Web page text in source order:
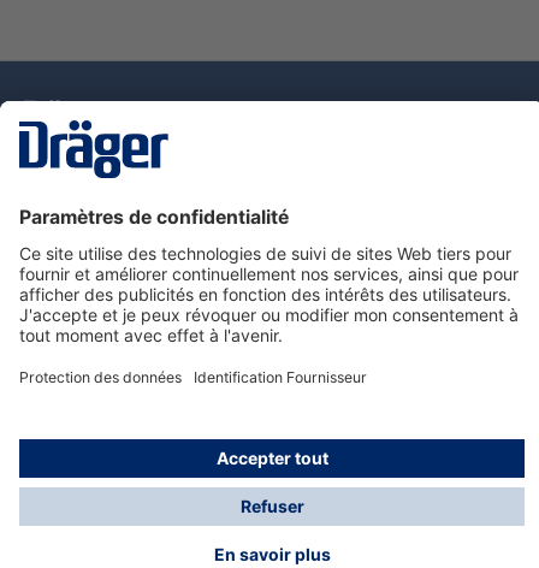
Nous contacter
Service de e-commande Dräger
Informations sur les produits
© Dräger France SAS, 2024
*Prix hors taxe. Frais de gestion et de livraison standard
offerts; Indépendamment de la valeur ou du volume de